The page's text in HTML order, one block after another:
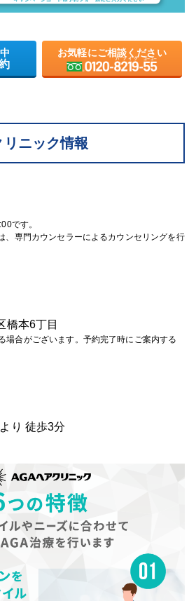
お気軽にご相談ください
リニック情報
です。
、専門カウンセラーによるカウンセリングを行
橋本6丁目
場合がございます。予約完了時にご案内する
り 徒歩3分